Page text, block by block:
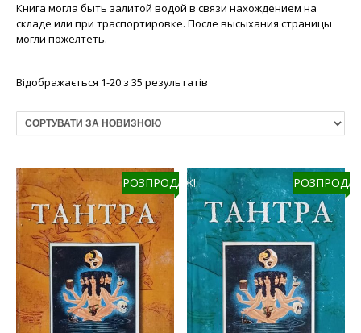
Книга могла быть залитой водой в связи нахождением на
складе или при траспортировке. После высыхания страницы
могли пожелтеть.
Відображається 1-20 з 35 результатів
РОЗПРОДАЖ!